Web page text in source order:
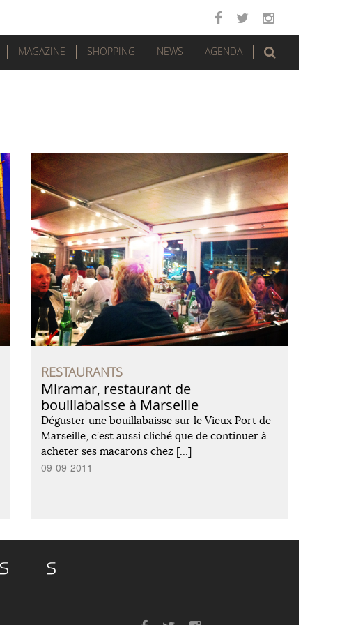
MAGAZINE SHOPPING NEWS AGENDA
RESTAURANTS
Miramar, restaurant de
bouillabaisse à Marseille
Déguster une bouillabaisse sur le Vieux Port de
Marseille, c’est aussi cliché que de continuer à
acheter ses macarons chez […]
09-09-2011